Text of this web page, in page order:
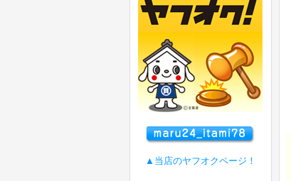
▲当店のヤフオクページ！